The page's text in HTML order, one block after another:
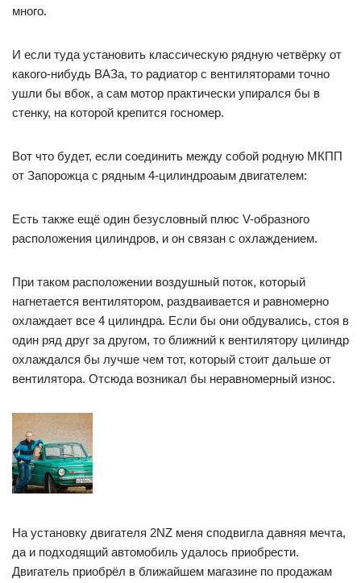
много.
И если туда установить классическую рядную четвёрку от
какого-нибудь ВАЗа, то радиатор с вентиляторами точно
ушли бы вбок, а сам мотор практически упирался бы в
стенку, на которой крепится госномер.
Вот что будет, если соединить между собой родную МКПП
от Запорожца с рядным 4-цилиндроаым двигателем:
Есть также ещё один безусловный плюс V-образного
расположения цилиндров, и он связан с охлаждением.
При таком расположении воздушный поток, который
нагнетается вентилятором, раздваивается и равномерно
охлаждает все 4 цилиндра. Если бы они обдувались, стоя в
один ряд друг за другом, то ближний к вентилятору цилиндр
охлаждался бы лучше чем тот, который стоит дальше от
вентилятора. Отсюда возникал бы неравномерный износ.
На установку двигателя 2NZ меня сподвигла давняя мечта,
да и подходящий автомобиль удалось приобрести.
Двигатель приобрёл в ближайшем магазине по продажам